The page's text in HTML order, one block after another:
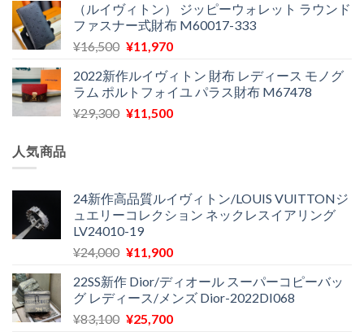
で
し
た。
¥12,900
で
す。
価
格
は
で
し
た。
の
価
格
¥11,580
で
す。
（ルイヴィトン） ジッピーウォレット ラウンド
ファスナー式財布 M60017-333
¥16,500 元
価
格
は
¥11,970現
の
価
格
2022新作ルイヴィトン 財布 レディース モノグ
ラム ポルトフォイユ パラス財布 M67478
¥29,300 元
¥29,300
で
し
た。
¥11,500現
は
¥11,500
す。
人気商品
24新作高品質ルイヴィトン/LOUIS VUITTONジ
ュエリーコレクション ネックレスイアリング
LV24010-19
¥24,000 元
価
格
は
¥11,900現
の
価
格
22SS新作 Dior/ディオール スーパーコピーバッ
グ レディース/メンズ Dior-2022DI068
¥83,100 元
¥25,700現